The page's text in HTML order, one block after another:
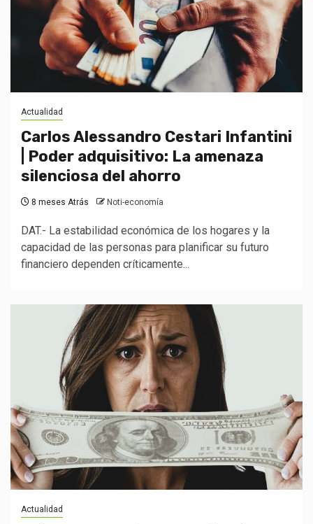
Actualidad
Carlos Alessandro Cestari Infantini
| Poder adquisitivo: La amenaza
silenciosa del ahorro
8 meses Atrás Noti-economía
DAT.- La estabilidad económica de los hogares y la
capacidad de las personas para planificar su futuro
financiero dependen críticamente...
Actualidad